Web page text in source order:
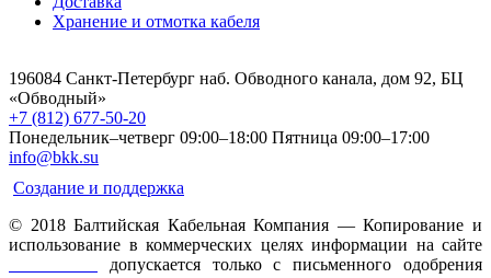
Хранение и отмотка кабеля
196084 Санкт-Петербург наб. Обводного канала, дом 92, БЦ
«Обводный»
+7 (812) 677-50-20
Понедельник–четверг 09:00–18:00 Пятница 09:00–17:00
info@bkk.su
Создание и поддержка
© 2018 Балтийская Кабельная Компания — Копирование и
использование в коммерческих целях информации на сайте
допускается только с письменного одобрения